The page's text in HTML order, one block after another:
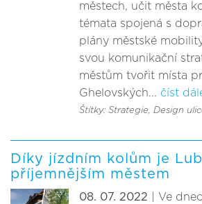
městech, učit města
témata spojená s
plány městské
svou komunikační
městům tvořit místa
Ghelovských... číst
Štítky: Strategie, Design
Díky jízdním kolům je
příjemnějším městem
08. 07. 2022 | Ve